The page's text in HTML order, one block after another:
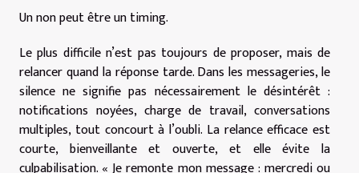
Un non peut être un timing.
Le plus difficile n’est pas toujours de proposer, mais de
relancer quand la réponse tarde. Dans les messageries, le
silence ne signifie pas nécessairement le désintérêt :
notifications noyées, charge de travail, conversations
multiples, tout concourt à l’oubli. La relance efficace est
courte, bienveillante et ouverte, et elle évite la